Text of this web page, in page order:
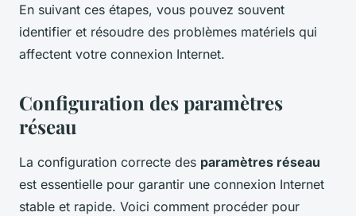
En suivant ces étapes, vous pouvez souvent
identifier et résoudre des problèmes matériels qui
affectent votre connexion Internet.
Configuration des paramètres
réseau
La configuration correcte des paramètres réseau
est essentielle pour garantir une connexion Internet
stable et rapide. Voici comment procéder pour